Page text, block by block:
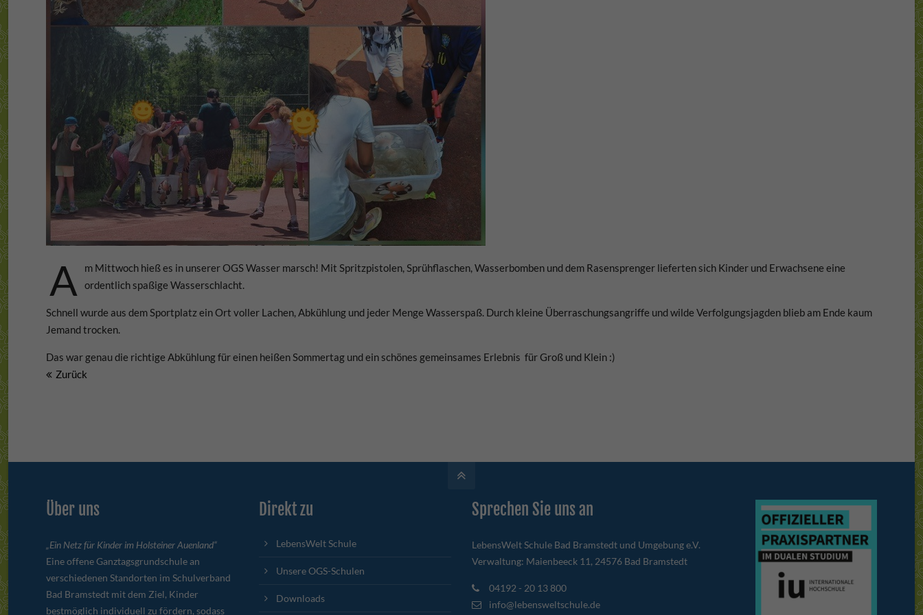
A
m Mittwoch hieß es in unserer OGS Wasser marsch! Mit Spritzpistolen, Sprühflaschen, Wasserbomben und dem Rasensprenger lieferten sich Kinder und Erwachsene eine
ordentlich spaßige Wasserschlacht.
Schnell wurde aus dem Sportplatz ein Ort voller Lachen, Abkühlung und jeder Menge Wasserspaß. Durch kleine Überraschungsangriffe und wilde Verfolgungsjagden blieb am Ende kaum
Jemand trocken.
Das war genau die richtige Abkühlung für einen heißen Sommertag und ein schönes gemeinsames Erlebnis für Groß und Klein :)
Zurück
Über uns
„Ein Netz für Kinder im Holsteiner Auenland“
Eine offene Ganztagsgrundschule an
verschiedenen Standorten im Schulverband
Bad Bramstedt mit dem Ziel, Kinder
bestmöglich individuell zu fördern, sodass
Direkt zu
LebensWelt Schule
Unsere OGS-Schulen
Downloads
Sprechen Sie uns an
LebensWelt Schule Bad Bramstedt und Umgebung e.V.
Verwaltung: Maienbeeck 11, 24576 Bad Bramstedt
04192 - 20 13 800
info@lebensweltschule.de